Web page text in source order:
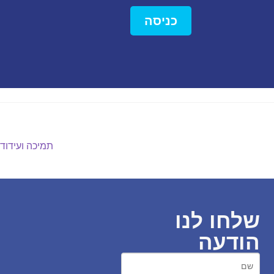
כניסה
תמיכה ועידוד
שלחו לנו
הודעה